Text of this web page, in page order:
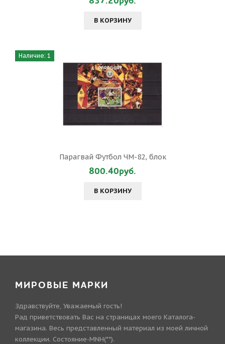
В КОРЗИНУ
Наличие: 1
Парагвай Футбол ЧМ-82, блок
800.40руб.
В КОРЗИНУ
МИРОВЫЕ МАРКИ
Здравствуйте, Уважаемый гость!
Рад приветствовать Вас на страницах моего Каталога-
магазина. Весь представленный материал из моей личной
коллекции. Состояние-MNH(**).